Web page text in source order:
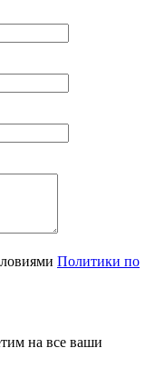
Политики по
на все ваши